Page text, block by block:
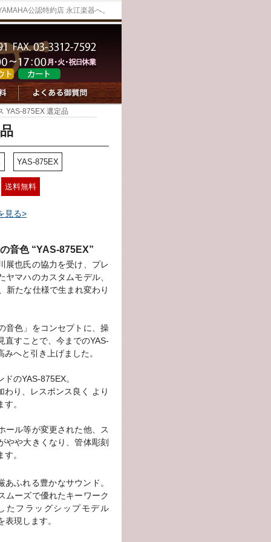
公認特約店 永江楽器へ。
YAS-875EX 選定品
YAS-875EX
送料無料
見る>
音色 “YAS-875EX”
展也氏の協力を受け、プレ
マハのカスタムモデル、
新たな仕様で生まれ変わり
音色」をコンセプトに、操
直すことで、今までのYAS-
へと引き上げました。
のYAS-875EX。
わり、レスポンス良く より
。
ール等が変更された他、ス
やや大きくなり、管体彫刻
す。
あふれる豊かなサウンド。
ムーズで優れたキーワーク
たフラッグシップモデル
現します。